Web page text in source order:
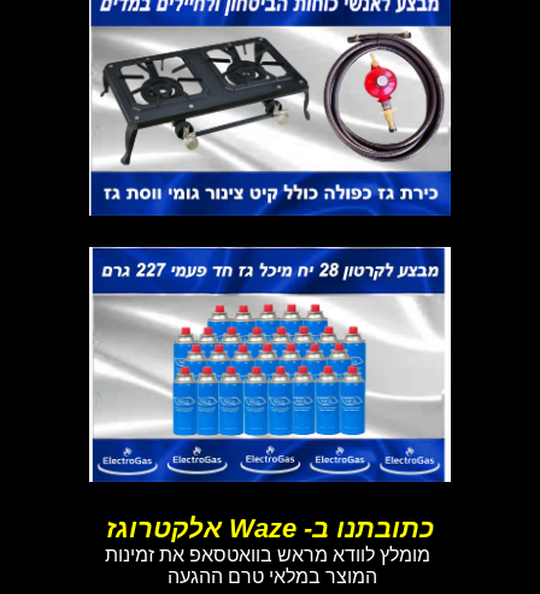
כתובתנו ב- Waze אלקטרוגז
מומלץ לוודא מראש בוואטסאפ את זמינות
המוצר במלאי טרם ההגעה